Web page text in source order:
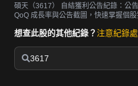
碩天（3617）
自結獲利公告紀錄：公
QoQ 成長率與公告截圖，快速掌握個股
想查此股的其他紀錄？ 注意紀錄
3617